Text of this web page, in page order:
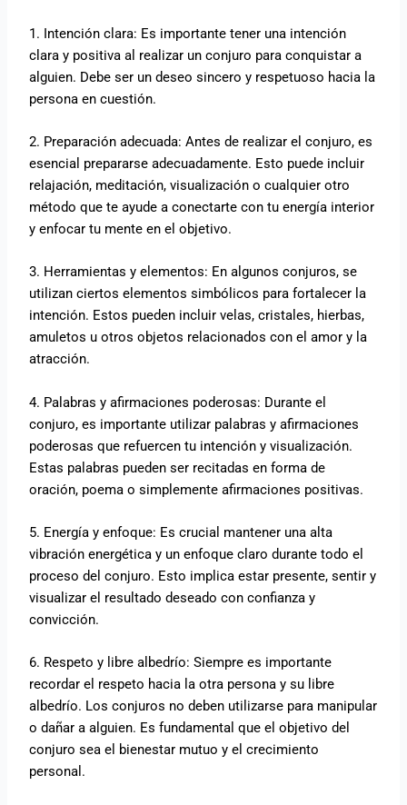
1. Intención clara: Es importante tener una intención
clara y positiva al realizar un conjuro para conquistar a
alguien. Debe ser un deseo sincero y respetuoso hacia la
persona en cuestión.
2. Preparación adecuada: Antes de realizar el conjuro, es
esencial prepararse adecuadamente. Esto puede incluir
relajación, meditación, visualización o cualquier otro
método que te ayude a conectarte con tu energía interior
y enfocar tu mente en el objetivo.
3. Herramientas y elementos: En algunos conjuros, se
utilizan ciertos elementos simbólicos para fortalecer la
intención. Estos pueden incluir velas, cristales, hierbas,
amuletos u otros objetos relacionados con el amor y la
atracción.
4. Palabras y afirmaciones poderosas: Durante el
conjuro, es importante utilizar palabras y afirmaciones
poderosas que refuercen tu intención y visualización.
Estas palabras pueden ser recitadas en forma de
oración, poema o simplemente afirmaciones positivas.
5. Energía y enfoque: Es crucial mantener una alta
vibración energética y un enfoque claro durante todo el
proceso del conjuro. Esto implica estar presente, sentir y
visualizar el resultado deseado con confianza y
convicción.
6. Respeto y libre albedrío: Siempre es importante
recordar el respeto hacia la otra persona y su libre
albedrío. Los conjuros no deben utilizarse para manipular
o dañar a alguien. Es fundamental que el objetivo del
conjuro sea el bienestar mutuo y el crecimiento
personal.